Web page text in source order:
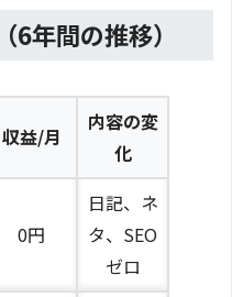
年間の推移）
収益/月
内容の変
化
0円
日記、ネ
タ、SEO
ゼロ